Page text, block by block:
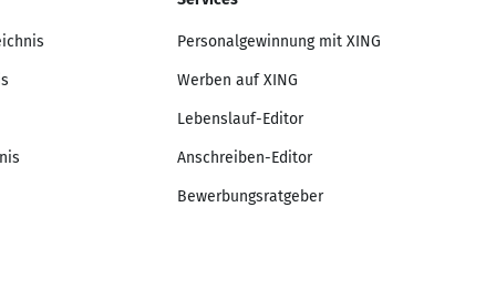
Personalgewinnung mit XING
Werben auf XING
Lebenslauf-Editor
Anschreiben-Editor
Bewerbungsratgeber